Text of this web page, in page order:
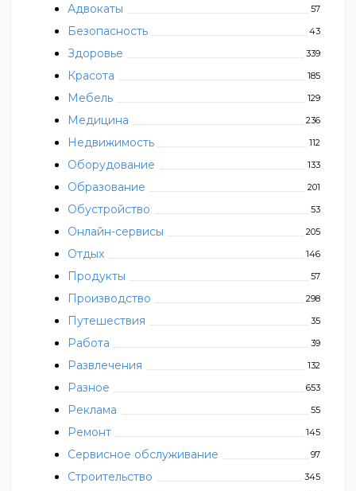
Адвокаты 57
Безопасность 43
Здоровье 339
Красота 185
Мебель 129
Медицина 236
Недвижимость 112
Оборудование 133
Образование 201
Обустройство 53
Онлайн-сервисы 205
Отдых 146
Продукты 57
Производство 298
Путешествия 35
Работа 39
Развлечения 132
Разное 653
Реклама 55
Ремонт 145
Сервисное обслуживание 97
Строительство 345